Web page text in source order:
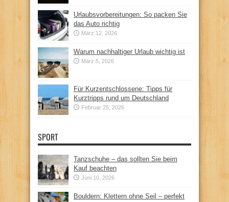
Urlaubsvorbereitungen: So packen Sie
das Auto richtig
März 12, 2026
Warum nachhaltiger Urlaub wichtig ist
März 5, 2026
Für Kurzentschlossene: Tipps für
Kurztripps rund um Deutschland
Februar 25, 2026
SPORT
Tanzschuhe – das sollten Sie beim
Kauf beachten
Juni 10, 2026
Bouldern: Klettern ohne Seil – perfekt